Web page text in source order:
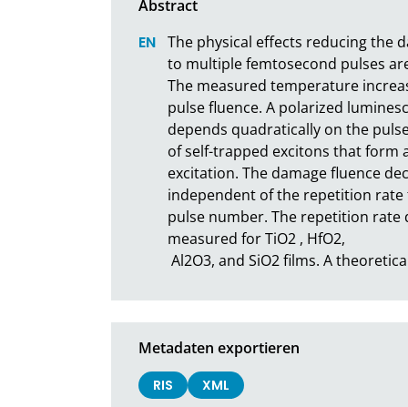
The physical effects reducing the
to multiple femtosecond pulses
The measured temperature
pulse fluence. A polarized
depends quadratically on the
of self-trapped excitons that form
excitation. The damage fluence
independent of the repetition
pulse number. The repetition
measured for TiO2 , HfO2,
Al2O3, and SiO2 films. A
Metadaten exportieren
RIS XML